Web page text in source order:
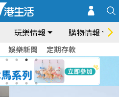
玩樂情報 購物情報
娛樂新聞 定期存款